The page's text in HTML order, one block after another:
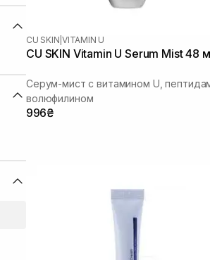
CU SKIN |VITAMIN U
CU SKIN Vitamin U Serum Mist 48
Серум-мист с витамином U,
волюфилином
996₴